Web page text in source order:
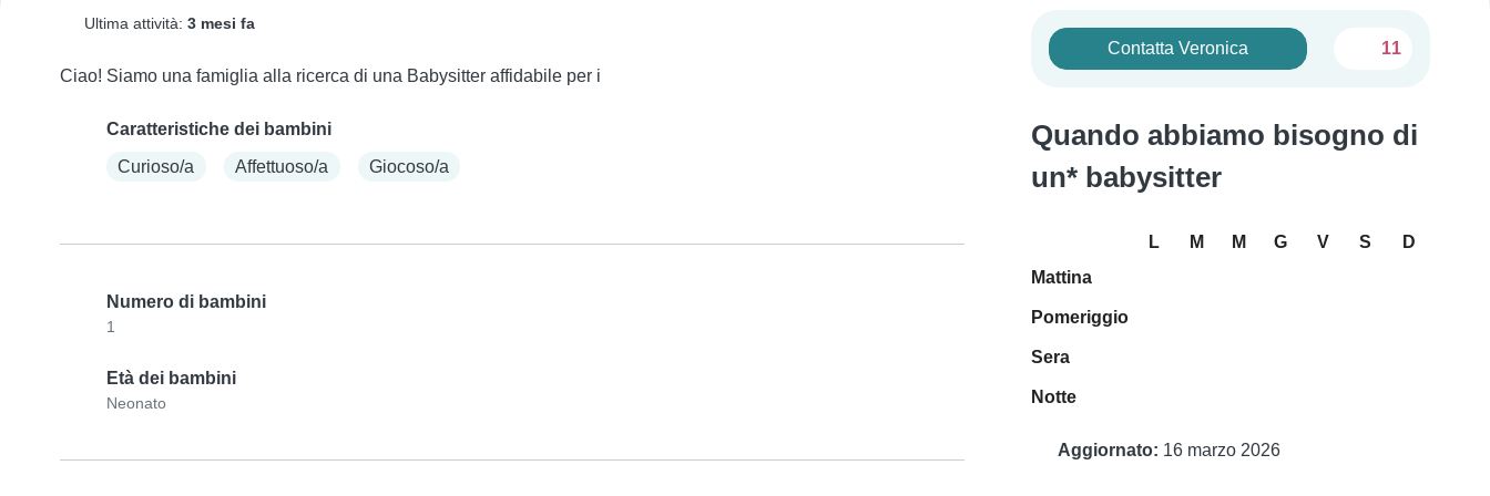
Ultima attività: 3 mesi fa
Ciao! Siamo una famiglia alla ricerca di una Babysitter affidabile per i
Caratteristiche dei bambini
Curioso/a
Affettuoso/a Giocoso/a
Numero di bambini
1
Età dei bambini
Neonato
Contatta Veronica 11
Quando abbiamo bisogno di
un* babysitter
L M M G V S
D
Mattina
Pomeriggio
Sera
Notte
Aggiornato: 16 marzo 2026